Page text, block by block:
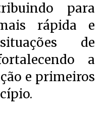
para
rápida e
de
a
e primeiros